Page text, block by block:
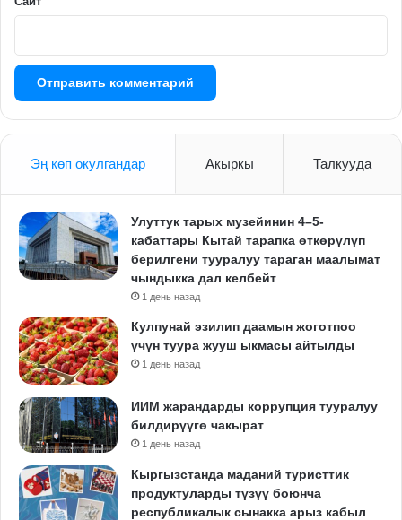
Эң көп окулгандар Акыркы Талкууда
Улуттук тарых музейинин 4–5-
кабаттары Кытай тарапка өткөрүлүп
берилгени тууралуу тараган маалымат
чындыкка дал келбейт
1 день назад
Кулпунай эзилип даамын жоготпоо
үчүн туура жууш ыкмасы айтылды
1 день назад
ИИМ жарандарды коррупция тууралуу
билдирүүгө чакырат
1 день назад
Кыргызстанда маданий туристтик
продуктуларды түзүү боюнча
республикалык сынакка арыз кабыл